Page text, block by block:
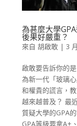
為甚麼大學
後果好嚴重？
來自 胡啟敢| 3
啟敢要告訴你的
為新一代「玻璃
和權貴的謊言，
越來越普及？ 最
質疑大學的GPA
GPA等級要拿A+